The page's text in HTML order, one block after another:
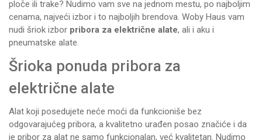
ploče ili trake? Nudimo vam sve na jednom mestu, po najboljim
cenama, najveći izbor i to najboljih brendova. Woby Haus vam
nudi šriok izbor pribora za električne alate, ali i aku i
pneumatske alate.
Šrioka ponuda pribora za
električne alate
Alat koji posedujete neće moći da funkcioniše bez
odgovarajućeg pribora, a kvalitetno urađen posao značiće i da
je pribor za alat ne samo funkcionalan, već kvalitetan. Nudimo